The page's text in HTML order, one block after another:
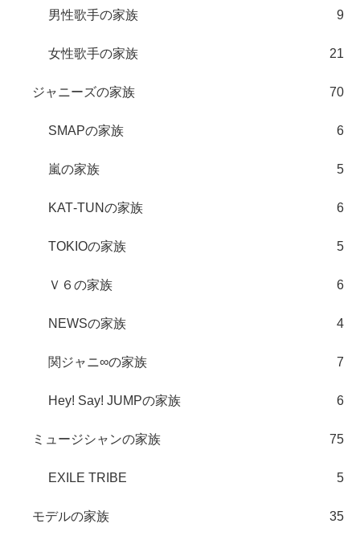
男性歌手の家族 9
女性歌手の家族 21
ジャニーズの家族 70
SMAPの家族 6
嵐の家族 5
KAT‐TUNの家族 6
TOKIOの家族 5
Ｖ６の家族 6
NEWSの家族 4
関ジャニ∞の家族 7
Hey! Say! JUMPの家族 6
ミュージシャンの家族 75
EXILE TRIBE 5
モデルの家族 35